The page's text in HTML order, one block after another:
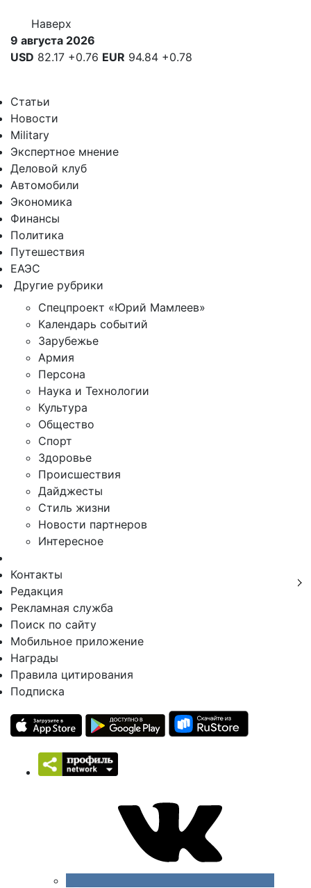
Наверх
9 августа 2026
USD 82.17 +0.76 EUR 94.84 +0.78
Статьи
Новости
Military
Экспертное мнение
Деловой клуб
Автомобили
Экономика
Финансы
Политика
Путешествия
ЕАЭС
Другие рубрики
Спецпроект «Юрий Мамлеев»
Календарь событий
Зарубежье
Армия
Персона
Наука и Технологии
Культура
Общество
Спорт
Здоровье
Происшествия
Дайджесты
Стиль жизни
Новости партнеров
Интересное
Контакты
Редакция
Рекламная служба
Поиск по сайту
Мобильное приложение
Награды
Правила цитирования
Подписка